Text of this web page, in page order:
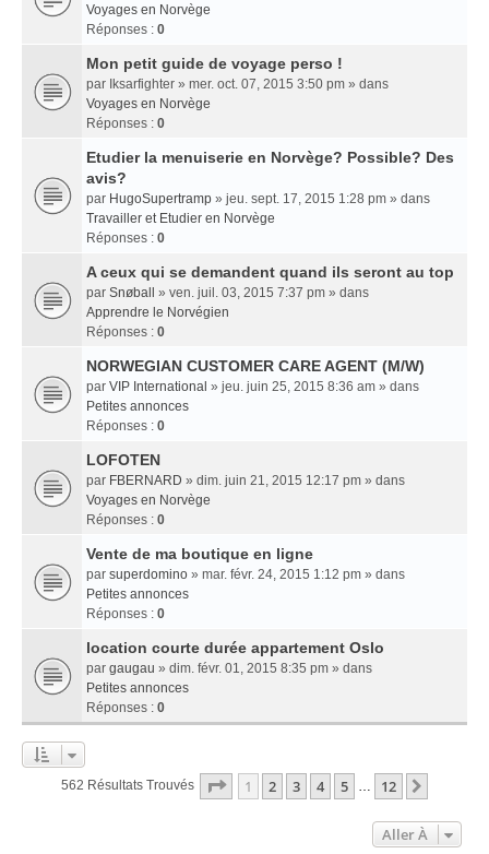
Voyages en Norvège
Réponses : 0
Mon petit guide de voyage perso !
par Iksarfighter » mer. oct. 07, 2015 3:50 pm » dans
Voyages en Norvège
Réponses : 0
Etudier la menuiserie en Norvège? Possible? Des
avis?
par HugoSupertramp » jeu. sept. 17, 2015 1:28 pm » dans
Travailler et Etudier en Norvège
Réponses : 0
A ceux qui se demandent quand ils seront au top
par Snøball
» ven. juil. 03, 2015 7:37 pm » dans
Apprendre le Norvégien
Réponses : 0
NORWEGIAN CUSTOMER CARE AGENT (M/W)
par VIP International » jeu. juin 25, 2015 8:36 am » dans
Petites annonces
Réponses : 0
LOFOTEN
par FBERNARD » dim. juin 21, 2015 12:17 pm » dans
Voyages en Norvège
Réponses : 0
Vente de ma boutique en ligne
par superdomino » mar. févr. 24, 2015 1:12 pm » dans
Petites annonces
Réponses : 0
location courte durée appartement Oslo
par gaugau » dim. févr. 01, 2015 8:35 pm » dans
Petites annonces
Réponses : 0
562 Résultats Trouvés Page 1Sur
1 2 3 4 5 … 12
Aller À